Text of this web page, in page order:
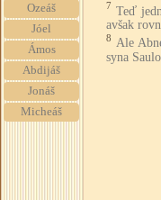
Ozeáš
Jóel
Ámos
Abdijáš
Jonáš
Micheáš
7 Teď
avšak
8 Ale
syna